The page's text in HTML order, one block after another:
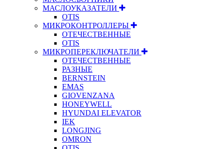
МАСЛОУКАЗАТЕЛИ
OTIS
МИКРОКОНТРОЛЛЕРЫ
ОТЕЧЕСТВЕННЫЕ
OTIS
МИКРОПЕРЕКЛЮЧАТЕЛИ
ОТЕЧЕСТВЕННЫЕ
РАЗНЫЕ
BERNSTEIN
EMAS
GIOVENZANA
HONEYWELL
HYUNDAI ELEVATOR
IEK
LONGJING
OMRON